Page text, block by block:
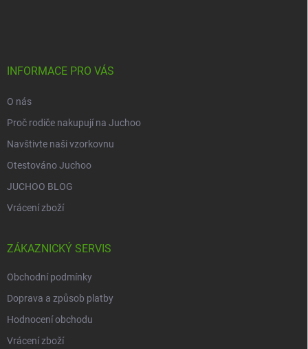
INFORMACE PRO VÁS
O nás
Proč rodiče nakupují na Juchoo
Navštivte naši vzorkovnu
Otestováno Juchoo
JUCHOO BLOG
Vrácení zboží
ZÁKAZNICKÝ SERVIS
Obchodní podmínky
Doprava a způsob platby
Hodnocení obchodu
Vrácení zboží